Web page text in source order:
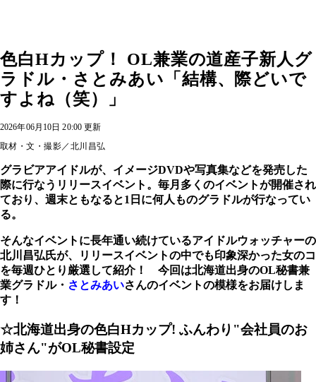
色白Hカップ！ OL兼業の道産子新人グ
ラドル・さとみあい「結構、際どいで
すよね（笑）」
2026年06月10日 20:00 更新
取材・文・撮影／北川昌弘
グラビアアイドルが、イメージDVDや写真集などを発売した
際に行なうリリースイベント。毎月多くのイベントが開催され
ており、週末ともなると1日に何人ものグラドルが行なってい
る。
そんなイベントに長年通い続けているアイドルウォッチャーの
北川昌弘氏が、リリースイベントの中でも印象深かった女のコ
を毎週ひとり厳選して紹介！ 今回は北海道出身のOL秘書兼
業グラドル・ さとみあいさんのイベントの模様をお届けしま
す！
☆北海道出身の色白Hカップ! ふんわり"会社員のお
姉さん"がOL秘書設定